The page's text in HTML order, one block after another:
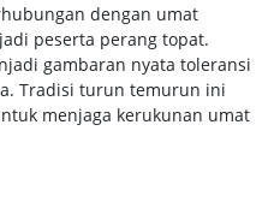
dengan umat
peserta perang topat.
gambaran nyata toleransi
Tradisi turun temurun ini
menjaga kerukunan umat